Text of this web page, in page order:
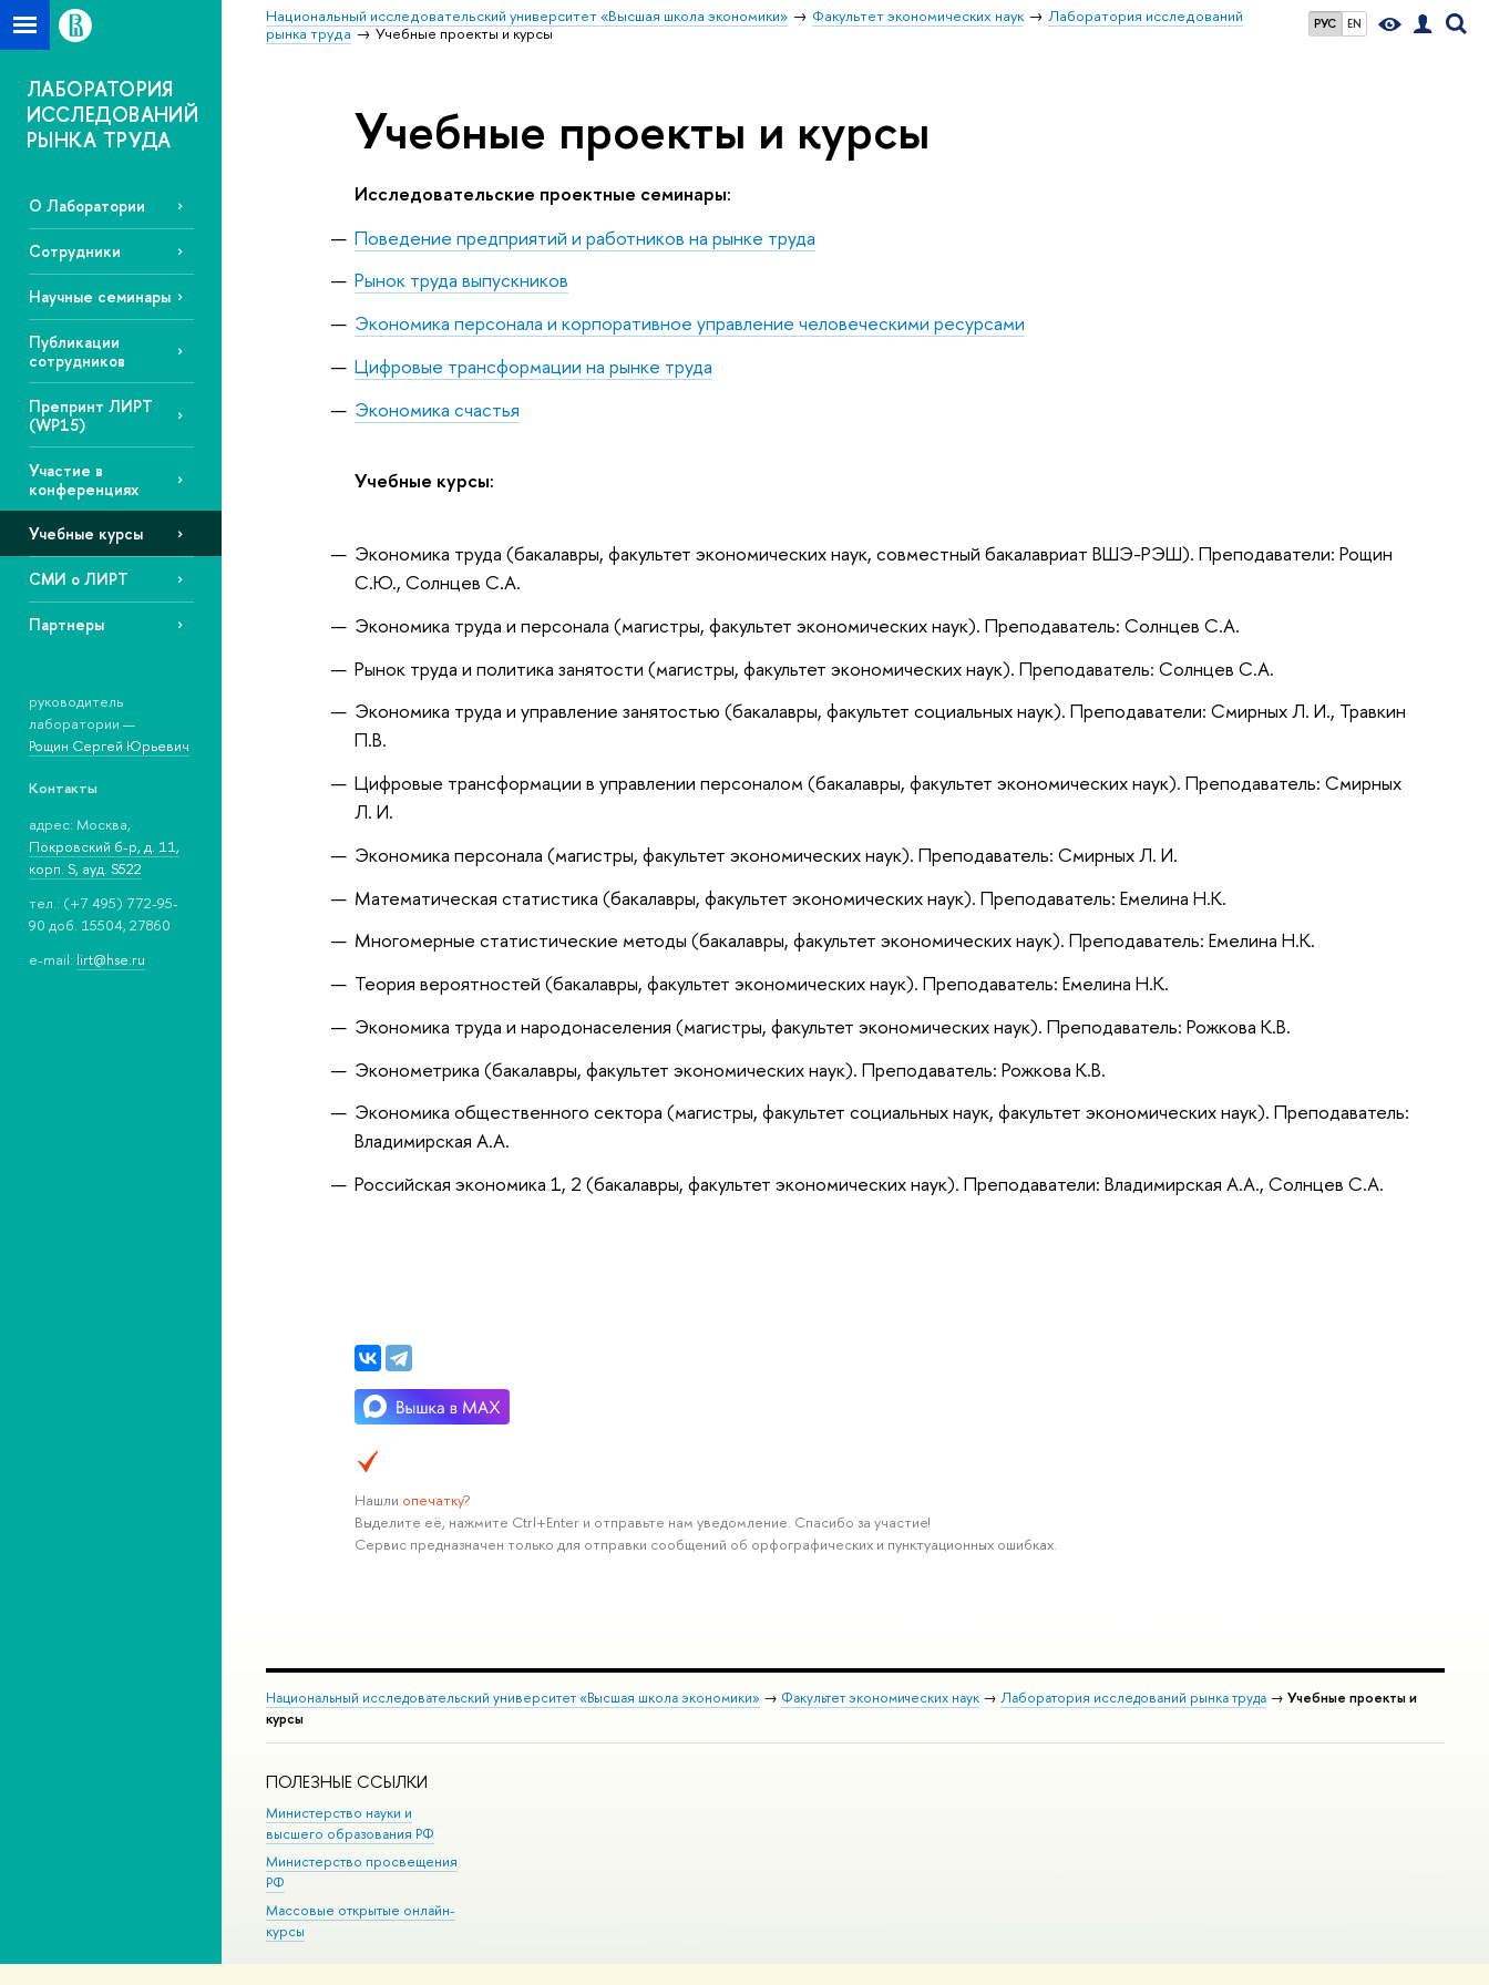
РУС EN
Национальный исследовательский университет «Высшая школа экономики» Факультет экономических наук
Лаборатория исследований
рынка труда
Учебные проекты и курсы
ЛАБОРАТОРИЯ
ИССЛЕДОВАНИЙ
РЫНКА ТРУДА
О Лаборатории
Сотрудники
Научные семинары
Публикации
сотрудников
Препринт ЛИРТ
(WP15)
Участие в
конференциях
Учебные курсы
СМИ о ЛИРТ
Партнеры
руководитель
лаборатории —
Рощин Сергей Юрьевич
Контакты
адрес: Москва,
Покровский б-р, д. 11,
корп. S, ауд. S522
тел.: (+7 495) 772-95-
90 доб. 15504, 27860
e-mail: lirt@hse.ru
Учебные проекты и курсы
Исследовательские проектные семинары:
Поведение предприятий и работников на рынке труда
Рынок труда выпускников
Экономика персонала и корпоративное управление человеческими ресурсами
Цифровые трансформации на рынке труда
Экономика счастья
Учебные курсы:
Экономика труда (бакалавры, факультет экономических наук, совместный бакалавриат ВШЭ-РЭШ). Преподаватели: Рощин
С.Ю., Солнцев С.А.
Экономика труда и персонала (магистры, факультет экономических наук). Преподаватель: Солнцев С.А.
Рынок труда и политика занятости (магистры, факультет экономических наук). Преподаватель: Солнцев С.А.
Экономика труда и управление занятостью (бакалавры, факультет социальных наук). Преподаватели: Смирных Л. И., Травкин
П.В.
Цифровые трансформации в управлении персоналом (бакалавры, факультет экономических наук). Преподаватель: Смирных
Л. И.
Экономика персонала (магистры, факультет экономических наук). Преподаватель: Смирных Л. И.
Математическая статистика (бакалавры, факультет экономических наук). Преподаватель: Емелина Н.К.
Многомерные статистические методы (бакалавры, факультет экономических наук). Преподаватель: Емелина Н.К.
Теория вероятностей (бакалавры, факультет экономических наук). Преподаватель: Емелина Н.К.
Экономика труда и народонаселения (магистры, факультет экономических наук). Преподаватель: Рожкова К.В.
Эконометрика (бакалавры, факультет экономических наук). Преподаватель: Рожкова К.В.
Экономика общественного сектора (магистры, факультет социальных наук, факультет экономических наук). Преподаватель:
Владимирская А.А.
Российская экономика 1, 2 (бакалавры, факультет экономических наук). Преподаватели: Владимирская А.А., Солнцев С.А.
Нашли опечатку?
Выделите её, нажмите Ctrl+Enter и отправьте нам уведомление. Спасибо за участие!
Сервис предназначен только для отправки сообщений об орфографических и пунктуационных ошибках.
Национальный исследовательский университет «Высшая школа экономики» → Факультет экономических наук → Лаборатория исследований рынка труда → Учебные проекты и
курсы
ПОЛЕЗНЫЕ ССЫЛКИ
Министерство науки и
высшего образования РФ
Министерство просвещения
РФ
Массовые открытые онлайн-
курсы